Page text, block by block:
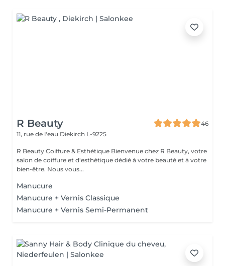
R Beauty
46
11, rue de l'eau Diekirch L-9225
R Beauty Coiffure & Esthétique Bienvenue chez R Beauty, votre
salon de coiffure et d'esthétique dédié à votre beauté et à votre
bien-être. Nous vous...
Manucure
Manucure + Vernis Classique
Manucure + Vernis Semi-Permanent